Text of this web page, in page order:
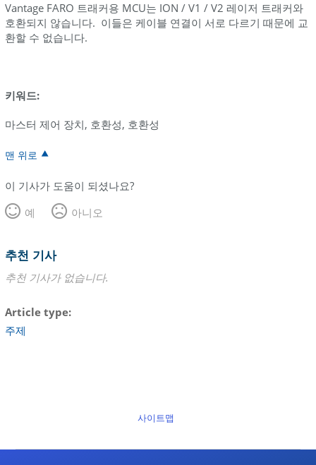
Vantage FARO 트래커용 MCU는 ION / V1 / V2 레이저 트래커와
호환되지 않습니다. 이들은 케이블 연결이 서로 다르기 때문에 교
환할 수 없습니다.
키워드:
마스터 제어 장치, 호환성, 호환성
맨 위로
이 기사가 도움이 되셨나요?
예
아니오
추천 기사
추천 기사가 없습니다.
Article type
주제
사이트맵